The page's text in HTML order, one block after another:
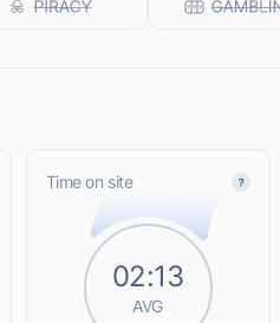
Time on site
02:13
AVG